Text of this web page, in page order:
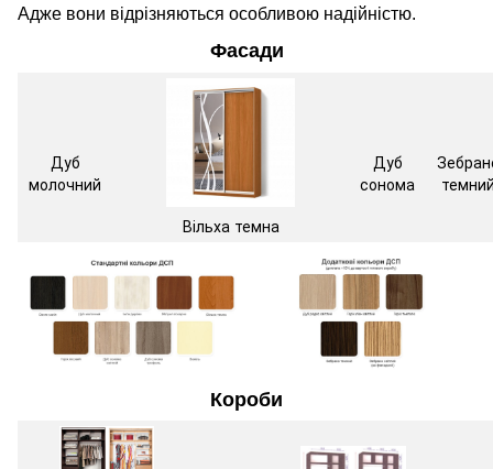
Адже вони відрізняються особливою надійністю.
Фасади
Дуб
молочний
Вільха темна
Дуб
сонома
Короби